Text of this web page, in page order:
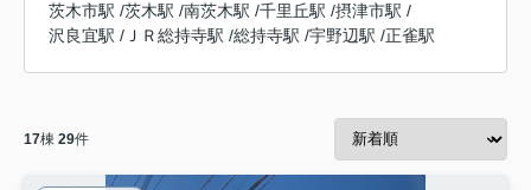
茨木市駅 /茨木駅 /南茨木駅 /千里丘駅 /摂津市駅 /
沢良宜駅 / ＪＲ総持寺駅 /総持寺駅 /宇野辺駅 /正雀駅
17棟 29件